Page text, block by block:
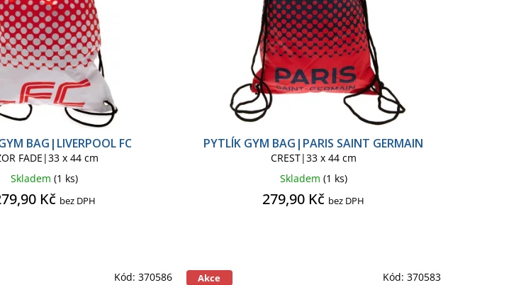
BAG|LIVERPOOL FC
FADE|33 x 44 cm
Skladem(1 ks)
Kč bez DPH
PYTLÍK GYM BAG|PARIS SAINT GERMAIN
CREST|33 x 44 cm
Skladem (1 ks)
279,90 Kč bez DPH
Kód: 370586 Akce Kód: 370583